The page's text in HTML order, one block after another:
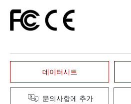
데이터시트
문의사항에 추가